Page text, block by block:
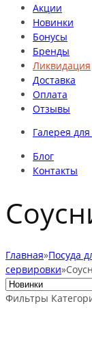
Акции
Новинки
Бонусы
Бренды
Ликвидация
Доставка
Оплата
Отзывы
Галерея
Блог
Контакты
Главная»Посуда
сервировки»
Фильтры